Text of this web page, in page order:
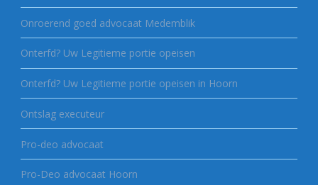
Onroerend goed advocaat Medemblik
Onterfd? Uw Legitieme portie opeisen
Onterfd? Uw Legitieme portie opeisen in Hoorn
Ontslag executeur
Pro-deo advocaat
Pro-Deo advocaat Hoorn